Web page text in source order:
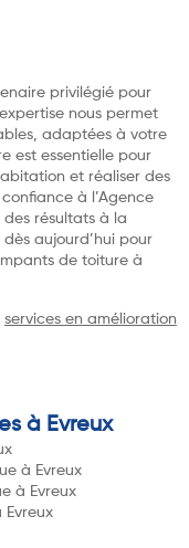
privilégié pour
nous permet
adaptées à votre
est essentielle pour
et réaliser des
à l’Agence
résultats à la
aujourd’hui pour
de toiture à
services en amélioration
à Evreux
à Evreux
à Evreux
Evreux